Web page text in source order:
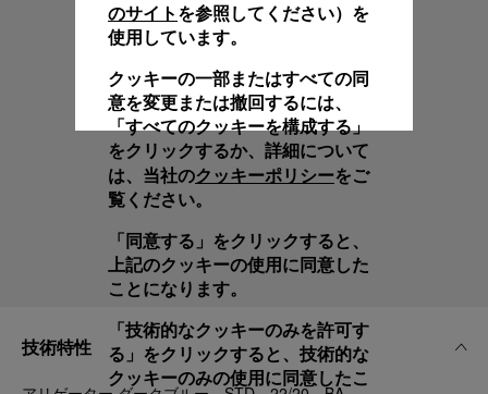
技術特性
のサイト を参照してください）を
使用しています。
クッキーの一部またはすべての同
意を変更または撤回するには、
「すべてのクッキーを構成する」
をクリックするか、詳細について
は、当社のクッキーポリシーをご
覧ください。
「同意する」をクリックすると、
上記のクッキーの使用に同意した
ことになります。
「技術的なクッキーのみを許可す
る」をクリックすると、技術的な
クッキーのみの使用に同意したこ